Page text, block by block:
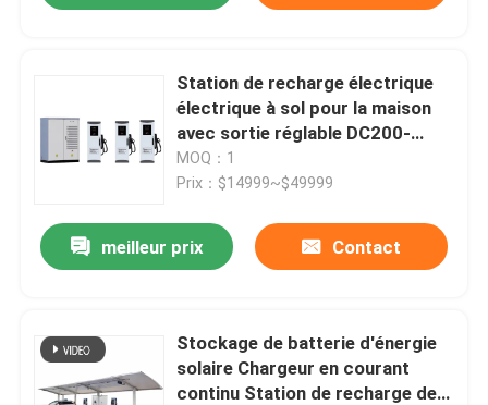
Visite de l'usine
Contrôle de la qualité
Nous contacter
Nouvelles
commande variable de fréquence de vfd
Station de recharge électrique
électrique à sol pour la maison
avec sortie réglable DC200-
1000V et fonctions de
protection
MOQ：1
Prix：$14999~$49999
meilleur prix Contact
Stockage de batterie d'énergie
solaire Chargeur en courant
continu Station de recharge de